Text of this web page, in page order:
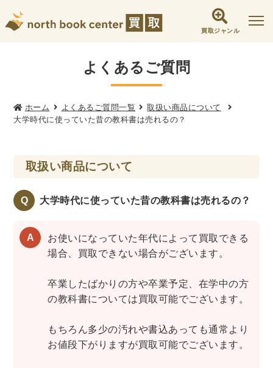
買取ジャンル
社会学書・人文書籍関係
哲学書・心理学・思想書
他哲学書 倫理学・道徳 宗教書
文化人類学・民俗学
東洋哲学
政治・法学書
社会学
福祉 ・NGO・NPO
軍事・外交・国際関係
歴史書・地理
日本史
考古学書
経済書・経営書・ビジネス書
ビジネス書
マーケティング・セールス
よくあるご質問
ホーム よくあるご質問一覧
取扱い商品について
大学時代に使っていた昔の教科書は売れるの？
取扱い商品について
Q 大学時代に使っていた昔の教科書は売れるの？
お使いになっていた年代によって買取できる
場合、買取できない場合がございます。
卒業したばかりの方や卒業予定、在学中の方
の教科書については買取可能でございます。
もちろん多少の汚れや書込あっても通常より
お値段下がりますが買取可能でございます。